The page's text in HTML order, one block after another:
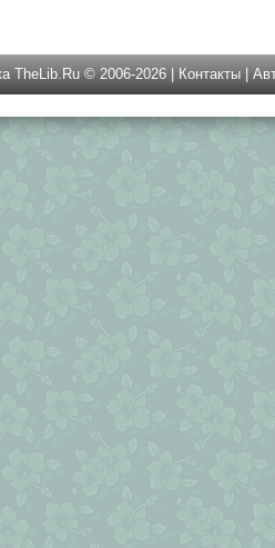
TheLib.Ru © 2006-2026 | Контакты |